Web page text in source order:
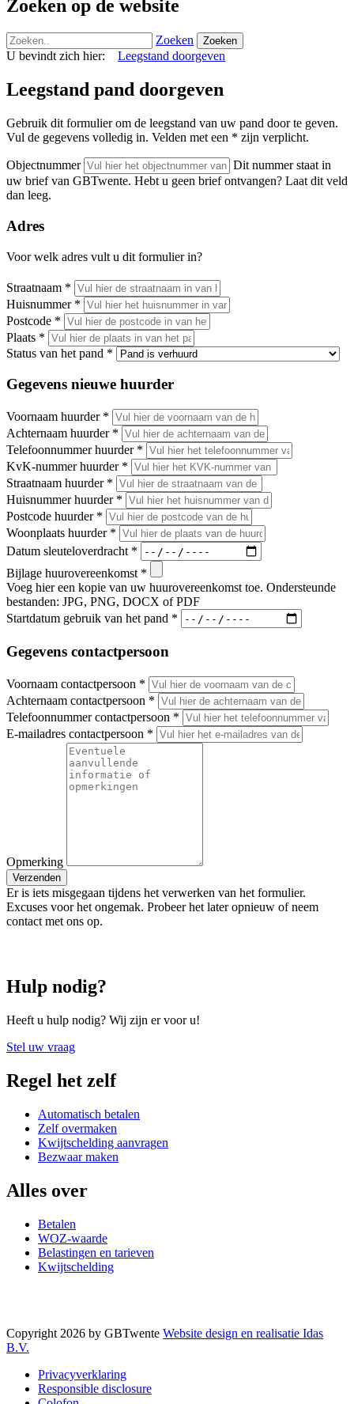
Zoeken op de website
Zoeken Zoeken
U bevindt zich hier: Leegstand doorgeven
Leegstand pand doorgeven
Gebruik dit formulier om de leegstand van uw pand door te geven.
Vul de gegevens volledig in. Velden met een * zijn verplicht.
Objectnummer
Dit nummer staat in
uw brief van GBTwente. Hebt u geen brief ontvangen? Laat dit veld
dan leeg.
Adres
Voor welk adres vult u dit formulier in?
Straatnaam *
Huisnummer *
Postcode *
Plaats *
Status van het pand *
Gegevens nieuwe huurder
Voornaam huurder *
Achternaam huurder *
Telefoonnummer huurder *
KvK-nummer huurder *
Straatnaam huurder *
Huisnummer huurder *
Postcode huurder *
Woonplaats huurder *
Datum sleuteloverdracht *
Bijlage huurovereenkomst *
Voeg hier een kopie van uw huurovereenkomst toe. Ondersteunde
bestanden: JPG, PNG, DOCX of PDF
Startdatum gebruik van het pand *
Gegevens contactpersoon
Voornaam contactpersoon *
Achternaam contactpersoon *
Telefoonnummer contactpersoon *
E-mailadres contactpersoon *
Opmerking
Verzenden
Er is iets misgegaan tijdens het verwerken van het formulier.
Excuses voor het ongemak. Probeer het later opnieuw of neem
contact met ons op.
Hulp nodig?
Heeft u hulp nodig? Wij zijn er voor u!
Stel uw vraag
Regel het zelf
Automatisch betalen
Zelf overmaken
Kwijtschelding aanvragen
Bezwaar maken
Alles over
Betalen
WOZ-waarde
Belastingen en tarieven
Kwijtschelding
Copyright 2026 by GBTwente Website design en realisatie Idas
B.V.
Privacyverklaring
Responsible disclosure